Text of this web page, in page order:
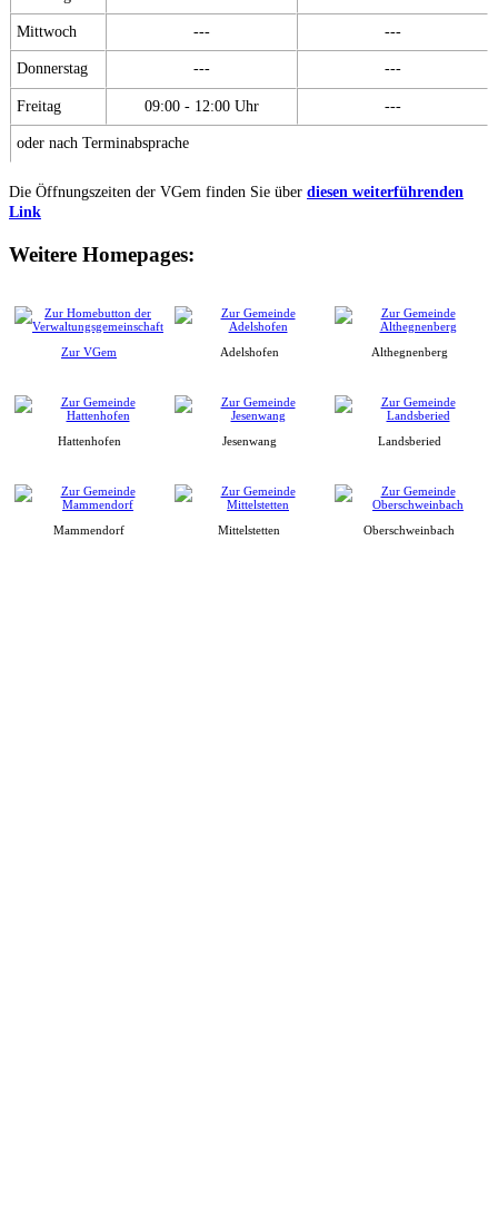
Mittwoch --- ---
Donnerstag --- ---
Freitag 09:00 - 12:00 Uhr ---
oder nach Terminabsprache
Die Öffnungszeiten der VGem finden Sie über diesen weiterführenden
Link
Weitere Homepages:
Zur VGem Adelshofen Althegnenberg
Hattenhofen Jesenwang Landsberied
Mammendorf Mittelstetten Oberschweinbach